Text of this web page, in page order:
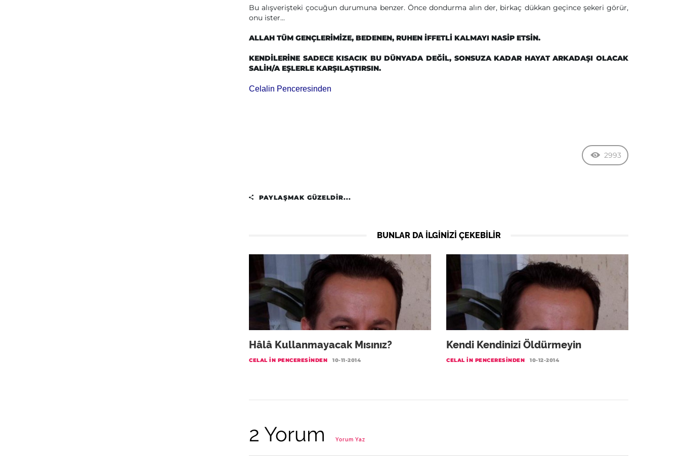
Bu alışverişteki çocuğun durumuna benzer. Önce dondurma alın der, birkaç dükkan geçince şekeri görür,
onu ister...
ALLAH TÜM GENÇLERİMİZE, BEDENEN, RUHEN İFFETLİ KALMAYI NASİP ETSİN.
KENDİLERİNE SADECE KISACIK BU DÜNYADA DEĞİL, SONSUZA KADAR HAYAT ARKADAŞI OLACAK
SALİH/A EŞLERLE KARŞILAŞTIRSIN.
Celalin Penceresinden
2993
PAYLAŞMAK GÜZELDIR...
BUNLAR DA ILGINIZI ÇEKEBILIR
Hâlâ Kullanmayacak Mısınız?
CELAL IN PENCERESINDEN 10-11-2014
Kendi Kendinizi Öldürmeyin
CELAL IN PENCERESINDEN 10-12-2014
2 Yorum Yorum Yaz